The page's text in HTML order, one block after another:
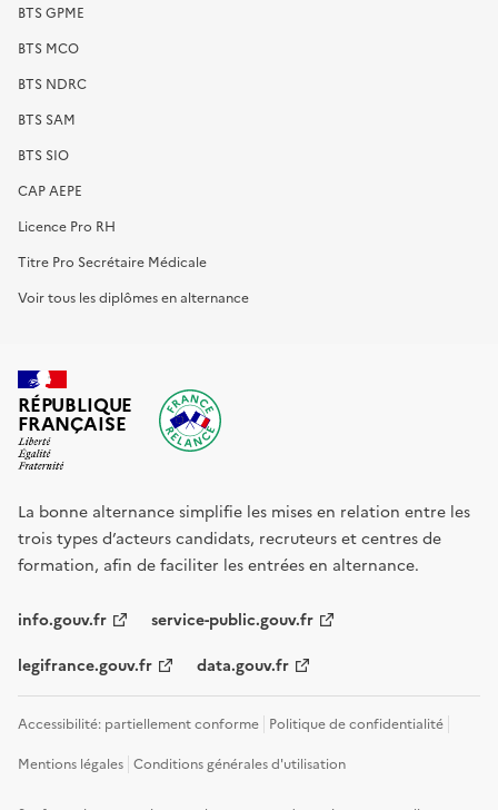
BTS GPME
BTS MCO
BTS NDRC
BTS SAM
BTS SIO
CAP AEPE
Licence Pro RH
Titre Pro Secrétaire Médicale
Voir tous les diplômes en alternance
RÉPUBLIQUE
FRANÇAISE
La bonne alternance simplifie les mises en relation entre les
trois types d’acteurs candidats, recruteurs et centres de
formation, afin de faciliter les entrées en alternance.
info.gouv.fr service-public.gouv.fr
legifrance.gouv.fr data.gouv.fr
Accessibilité: partiellement conforme Politique de confidentialité
Mentions légales Conditions générales d'utilisation